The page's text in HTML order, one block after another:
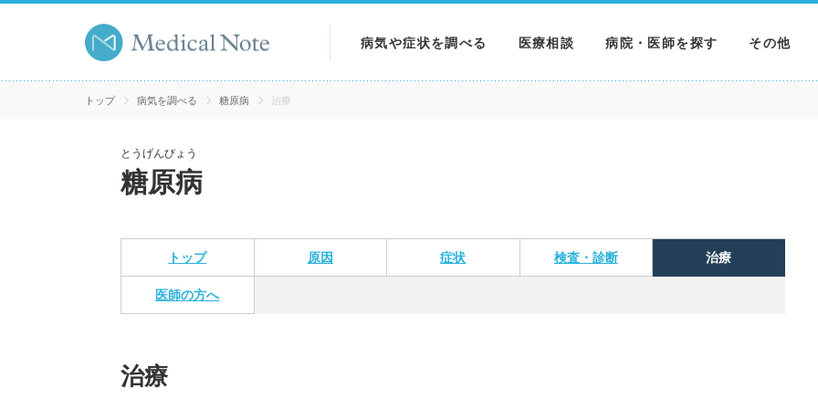
病気や症状を調べる
病気を調べる
医療相談 病院・医師を探す
病院を探す
その他
MNニュー
トップ 病気を調べる 糖原病 治療
とうげんびょう
糖原病
トップ 原因 症状 検査・診断 治療
医師の方へ
治療